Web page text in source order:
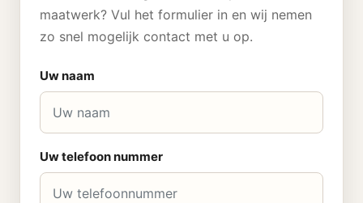
maatwerk? Vul het formulier in en wij nemen
zo snel mogelijk contact met u op.
Uw naam
Uw telefoon nummer